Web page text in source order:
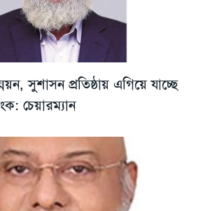
সুশাসন প্রতিষ্ঠায় এগিয়ে যাচ্ছে
চেয়ারম্যান